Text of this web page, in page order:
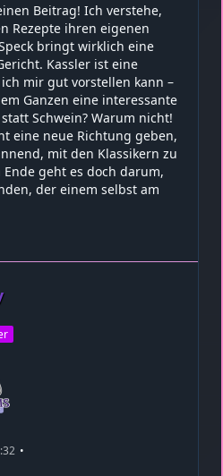
Beitrag! Ich verstehe,
Rezepte ihren eigenen
bringt wirklich eine
Kassler ist eine
mir gut vorstellen kann –
Ganzen eine interessante
Schwein? Warum nicht!
eine neue Richtung geben,
mit den Klassikern zu
geht es doch darum,
der einem selbst am